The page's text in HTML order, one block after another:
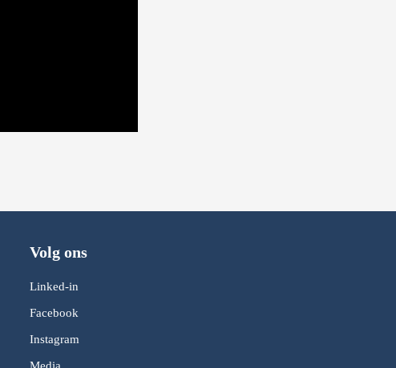
Volg ons
Linked-in
Facebook
Instagram